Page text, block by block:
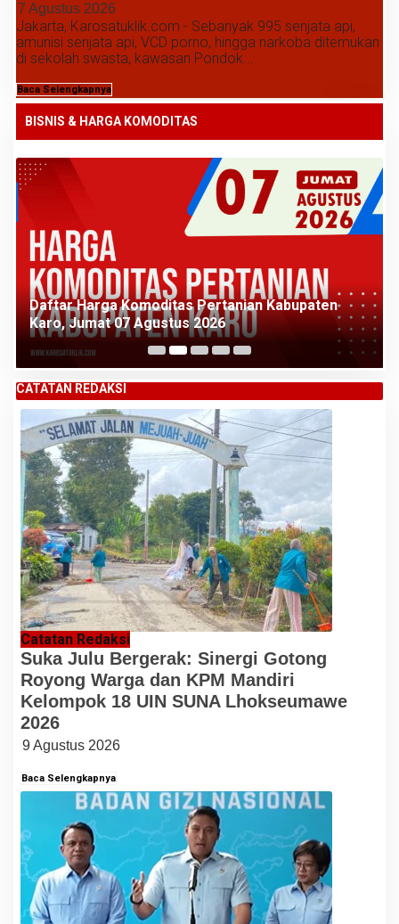
7 Agustus 2026
Jakarta, Karosatuklik.com - Sebanyak 995 senjata api,
amunisi senjata api, VCD porno, hingga narkoba ditemukan
di sekolah swasta, kawasan Pondok...
Baca Selengkapnya
BISNIS & HARGA KOMODITAS
Daftar Harga Komoditas Pertanian Kabupaten
Karo, Jumat 07 Agustus 2026
CATATAN REDAKSI
Catatan Redaksi
Suka Julu Bergerak: Sinergi Gotong
Royong Warga dan KPM Mandiri
Kelompok 18 UIN SUNA Lhokseumawe
2026
9 Agustus 2026
Baca Selengkapnya